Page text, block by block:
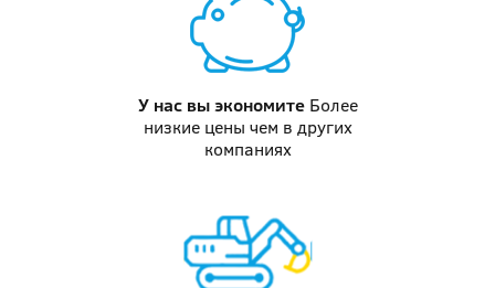
У нас выэкономите Более
низкие цены чем в других
компаниях